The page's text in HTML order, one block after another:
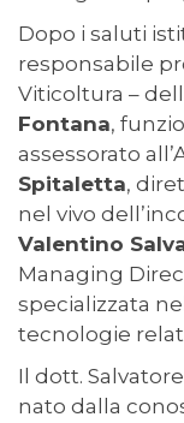
Dopo i saluti
responsabile
Viticoltura –
Fontana,
assessorato
Spitaletta,
nel vivo
Valentino
Managing
specializzata
tecnologie
Il dott.
nato dalla